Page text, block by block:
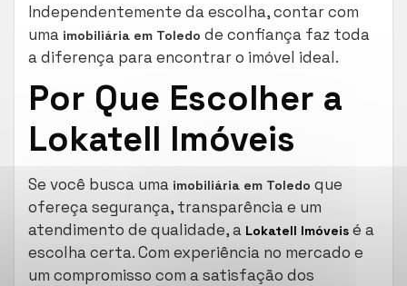
Independentemente da escolha, contar com
uma imobiliária em Toledo de confiança faz toda
a diferença para encontrar o imóvel ideal.
Por Que Escolher a
Lokatell Imóveis
Se você busca uma imobiliária em Toledo que
ofereça segurança, transparência e um
atendimento de qualidade, a Lokatell Imóveis é a
escolha certa. Com experiência no mercado e
um compromisso com a satisfação dos